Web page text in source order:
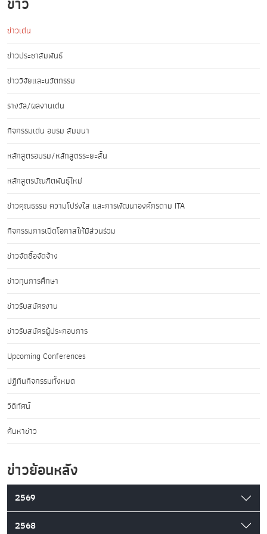
ข่าวเด่น
ข่าวประชาสัมพันธ์
ข่าววิจัยและนวัตกรรม
รางวัล/ผลงานเด่น
กิจกรรมเด่น อบรม สัมมนา
หลักสูตรอบรม/หลักสูตรระยะสั้น
หลักสูตรบัณฑิตพันธุ์ใหม่
ข่าวคุณธรรม ความโปร่งใส และการพัฒนาองค์กรตาม ITA
กิจกรรมการเปิดโอกาสให้มีส่วนร่วม
ข่าวจัดซื้อจัดจ้าง
ข่าวทุนการศึกษา
ข่าวรับสมัครงาน
ข่าวรับสมัครผู้ประกอบการ
Upcoming Conferences
ปฏิทินกิจกรรมทั้งหมด
วิดีทัศน์
ค้นหาข่าว
ข่าวย้อนหลัง
2569
2568